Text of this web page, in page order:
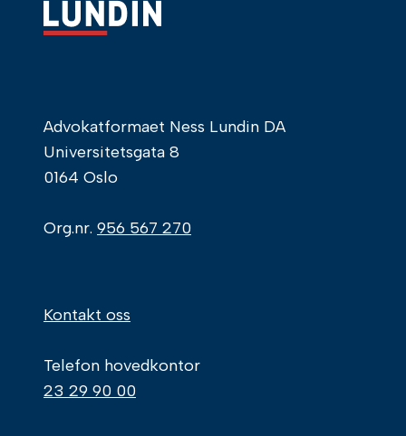
Advokatformaet Ness Lundin DA
Universitetsgata 8
0164 Oslo
Org.nr. 956 567 270
Kontakt oss
Telefon hovedkontor
23 29 90 00